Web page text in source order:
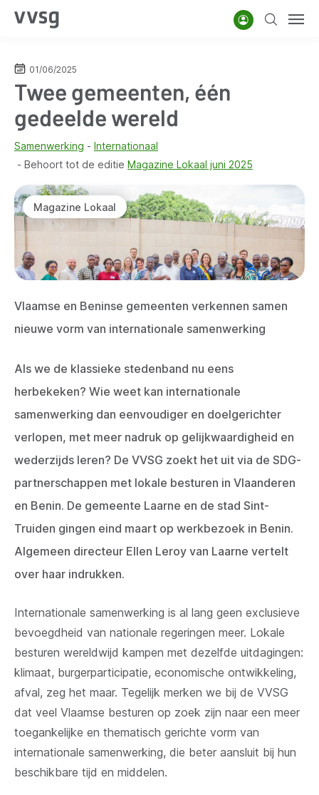
Overslaan
inhoud
AccountZoeken
01/06/2025
Twee gemeenten, één
gedeelde wereld
Samenwerking
Internationaal
Behoort tot de editie Magazine Lokaal juni 2025
Magazine Lokaal
Vlaamse en Beninse gemeenten verkennen samen
nieuwe vorm van internationale samenwerking
Als we de klassieke stedenband nu eens
herbekeken? Wie weet kan internationale
samenwerking dan eenvoudiger en doelgerichter
verlopen, met meer nadruk op gelijkwaardigheid en
wederzijds leren? De VVSG zoekt het uit via de SDG-
partnerschappen met lokale besturen in Vlaanderen
en Benin. De gemeente Laarne en de stad Sint-
Truiden gingen eind maart op werkbezoek in Benin.
Algemeen directeur Ellen Leroy van Laarne vertelt
over haar indrukken.
Internationale samenwerking is al lang geen exclusieve
bevoegdheid van nationale regeringen meer. Lokale
besturen wereldwijd kampen met dezelfde uitdagingen:
klimaat, burgerparticipatie, economische ontwikkeling,
afval, zeg het maar. Tegelijk merken we bij de VVSG
dat veel Vlaamse besturen op zoek zijn naar een meer
toegankelijke en thematisch gerichte vorm van
internationale samenwerking, die beter aansluit bij hun
beschikbare tijd en middelen.